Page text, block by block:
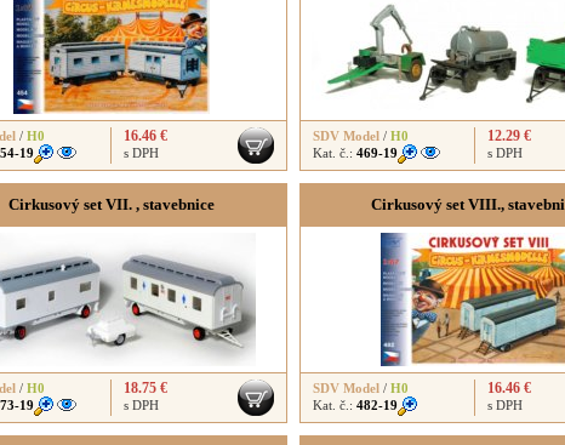
/ H0
19
16.46 €
s DPH
SDV Model / H0
Kat. č.: 469-19
12.29 €
s DPH
Cirkusový set VII. , stavebnice
/ H0
19
18.75 €
s DPH
Cirkusový set VIII.,
SDV Model / H0
Kat. č.: 482-19
16.46 €
s DPH